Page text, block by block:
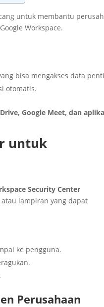
untuk membantu
Workspace.
bisa mengakses data
otomatis.
Google Meet, dan
untuk
Security Center
lampiran yang dapat
ke pengguna.
Perusahaan